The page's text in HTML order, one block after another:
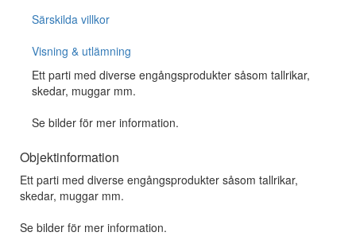
Särskilda villkor
Visning & utlämning
Ett parti med diverse engångsprodukter såsom tallrikar,
skedar, muggar mm.
Se bilder för mer information.
Objektinformation
Ett parti med diverse engångsprodukter såsom tallrikar,
skedar, muggar mm.
Se bilder för mer information.